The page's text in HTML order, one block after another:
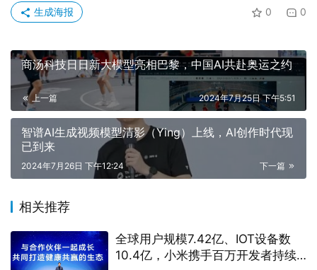
0 0
生成海报
商汤科技日日新大模型亮相巴黎，中国AI共赴奥运之约
上一篇 2024年7月25日 下午5:51
智谱AI生成视频模型清影（Ying）上线，AI创作时代现
已到来
下一篇
2024年7月26日 下午12:24
相关推荐
全球用户规模7.42亿、IOT设备数
10.4亿，小米携手百万开发者持续